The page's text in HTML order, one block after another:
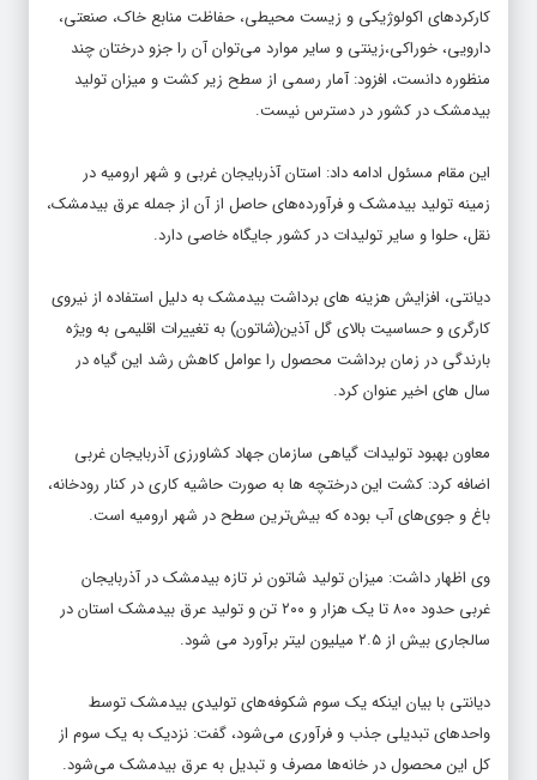
کارکردهای اکولوژیکی و زیست محیطی، حفاظت منابع خاک، صنعتی،
دارویی، خوراکی،زینتی و سایر موارد می‌توان آن را جزو درختان چند
منظوره دانست، افزود: آمار رسمی از سطح زیر کشت و میزان تولید
بیدمشک در کشور در دسترس نیست.
این مقام مسئول ادامه داد: استان آذربایجان غربی و شهر ارومیه در
زمینه تولید بیدمشک و فرآورده‌های حاصل از آن از جمله عرق بیدمشک،
نقل، حلوا و سایر تولیدات در کشور جایگاه خاصی دارد.
دیانتی، افزایش هزینه های برداشت بیدمشک به دلیل استفاده از نیروی
کارگری و حساسیت بالای گل‌ آذین(شاتون) به تغییرات اقلیمی به ویژه
بارندگی در زمان برداشت محصول را عوامل کاهش رشد این گیاه در
سال های اخیر عنوان کرد.
معاون بهبود تولیدات گیاهی سازمان جهاد کشاورزی آذربایجان غربی
اضافه کرد: کشت این درختچه ها به صورت حاشیه کاری در کنار رودخانه،
باغ و جوی‌های آب بوده که بیش‌ترین سطح در شهر ارومیه است.
وی اظهار داشت: میزان تولید شاتون نر تازه بیدمشک در آذربایجان
غربی حدود ۸۰۰ تا یک هزار و ۲۰۰ تن و تولید عرق بیدمشک استان در
سالجاری بیش از ۲.۵ میلیون لیتر برآورد می شود.
دیانتی با بیان اینکه یک سوم شکوفه‌های تولیدی بیدمشک توسط
واحدهای تبدیلی جذب و فرآوری می‌شود، گفت: نزدیک به یک سوم از
کل این محصول در خانه‌ها مصرف و تبدیل به عرق بیدمشک می‌شود.